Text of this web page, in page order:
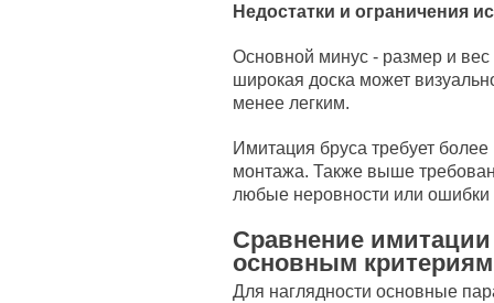
Недостатки и ограничения
Основной минус - размер и
широкая доска может
менее легким.
Имитация бруса требует
монтажа. Также выше
любые неровности или
Сравнение имитации
основным критериям
Для наглядности основные